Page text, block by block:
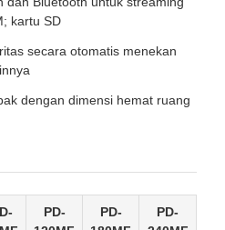
kartu SD
secara otomatis menekan
dengan dimensi hemat ruang
PD-
PD-
PD-